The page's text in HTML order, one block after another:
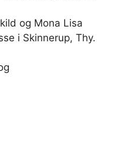
og Mona Lisa
i Skinnerup, Thy.